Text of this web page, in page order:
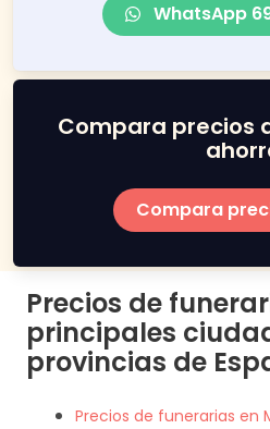
WhatsApp
Compara precios
Compara
Precios de
principales
provincias de
Precios de funerarias en